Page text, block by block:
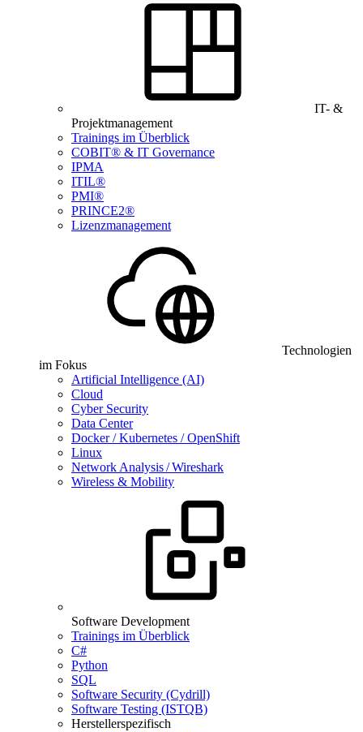
IT- &
Projektmanagement
Trainings im Überblick
COBIT® & IT Governance
IPMA
ITIL®
PMI®
PRINCE2®
Lizenzmanagement
Technologien
im Fokus
Artificial Intelligence (AI)
Cloud
Cyber Security
Data Center
Docker / Kubernetes / OpenShift
Linux
Network Analysis / Wireshark
Wireless & Mobility
Software Development
Trainings im Überblick
C#
Python
SQL
Software Security (Cydrill)
Software Testing (ISTQB)
Herstellerspezifisch